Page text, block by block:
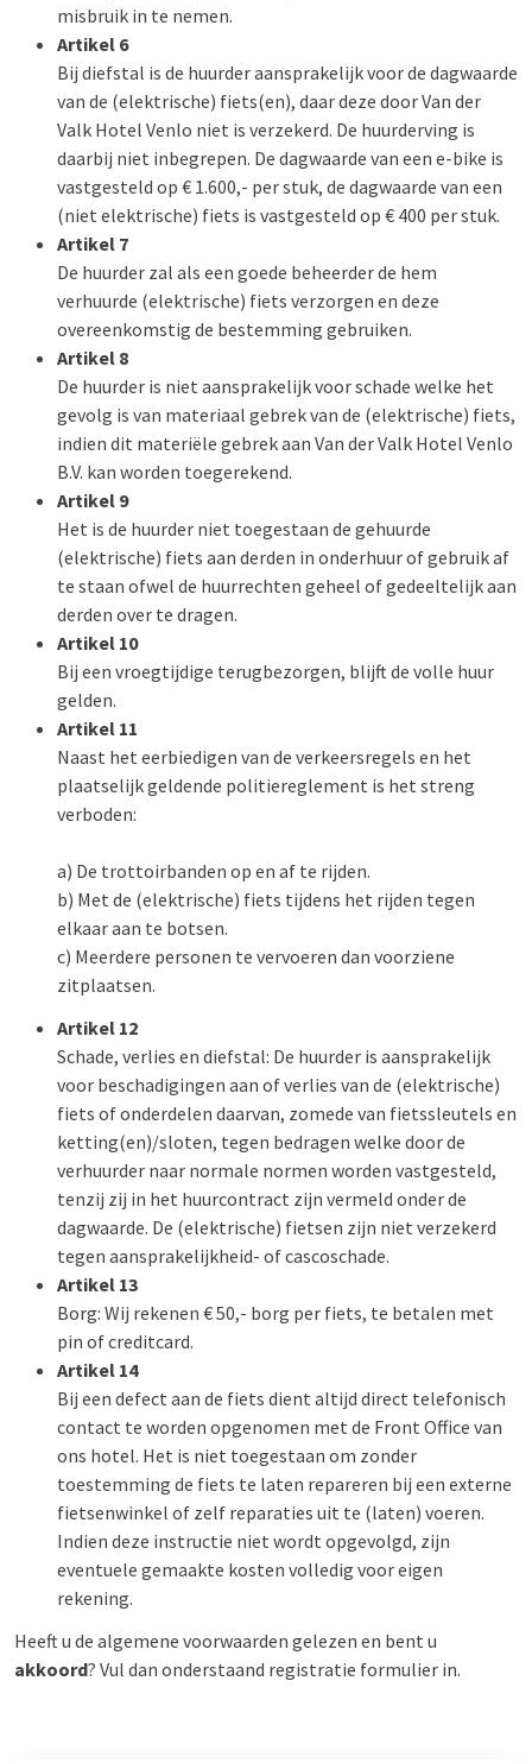
misbruik in te nemen.
Artikel 6
Bij diefstal is de huurder aansprakelijk voor de dagwaarde
van de (elektrische) fiets(en), daar deze door Van der
Valk Hotel Venlo niet is verzekerd. De huurderving is
daarbij niet inbegrepen. De dagwaarde van een e-bike is
vastgesteld op € 1.600,- per stuk, de dagwaarde van een
(niet elektrische) fiets is vastgesteld op € 400 per stuk.
Artikel 7
De huurder zal als een goede beheerder de hem
verhuurde (elektrische) fiets verzorgen en deze
overeenkomstig de bestemming gebruiken.
Artikel 8
De huurder is niet aansprakelijk voor schade welke het
gevolg is van materiaal gebrek van de (elektrische) fiets,
indien dit materiële gebrek aan Van der Valk Hotel Venlo
B.V. kan worden toegerekend.
Artikel 9
Het is de huurder niet toegestaan de gehuurde
(elektrische) fiets aan derden in onderhuur of gebruik af
te staan ofwel de huurrechten geheel of gedeeltelijk aan
derden over te dragen.
Artikel 10
Bij een vroegtijdige terugbezorgen, blijft de volle huur
gelden.
Artikel 11
Naast het eerbiedigen van de verkeersregels en het
plaatselijk geldende politiereglement is het streng
verboden:
a) De trottoirbanden op en af te rijden.
b) Met de (elektrische) fiets tijdens het rijden tegen
elkaar aan te botsen.
c) Meerdere personen te vervoeren dan voorziene
zitplaatsen.
Artikel 12
Schade, verlies en diefstal: De huurder is aansprakelijk
voor beschadigingen aan of verlies van de (elektrische)
fiets of onderdelen daarvan, zomede van fietssleutels en
ketting(en)/sloten, tegen bedragen welke door de
verhuurder naar normale normen worden vastgesteld,
tenzij zij in het huurcontract zijn vermeld onder de
dagwaarde. De (elektrische) fietsen zijn niet verzekerd
tegen aansprakelijkheid- of cascoschade.
Artikel 13
Borg: Wij rekenen € 50,- borg per fiets, te betalen met
pin of creditcard.
Artikel 14
Bij een defect aan de fiets dient altijd direct telefonisch
contact te worden opgenomen met de Front Office van
ons hotel. Het is niet toegestaan om zonder
toestemming de fiets te laten repareren bij een externe
fietsenwinkel of zelf reparaties uit te (laten) voeren.
Indien deze instructie niet wordt opgevolgd, zijn
eventuele gemaakte kosten volledig voor eigen
rekening.
Heeft u de algemene voorwaarden gelezen en bent u
akkoord? Vul dan onderstaand registratie formulier in.